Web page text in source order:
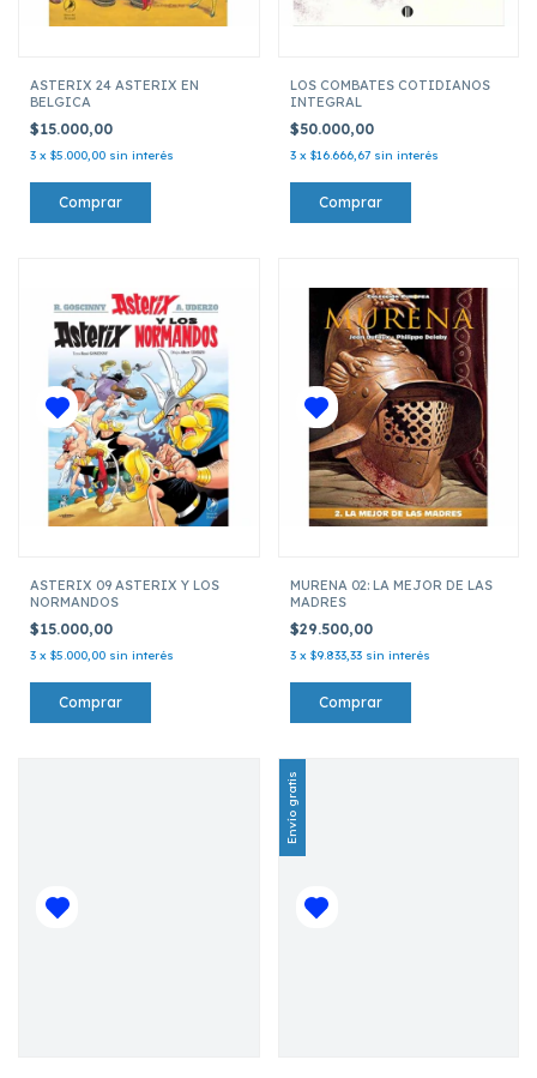
ASTERIX 24 ASTERIX EN
BELGICA
$15.000,00
3 x $5.000,00 sin interés
LOS COMBATES COTIDIANOS
INTEGRAL
$50.000,00
3 x $16.666,67 sin interés
ASTERIX 09 ASTERIX Y LOS
NORMANDOS
$15.000,00
3 x $5.000,00 sin interés
MURENA 02: LA MEJOR DE LAS
MADRES
$29.500,00
3 x $9.833,33 sin interés
Envío gratis